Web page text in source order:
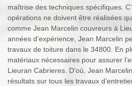
maîtrise des techniques spécifiques.
opérations ne doivent être réalisées
comme Jean Marcelin couvreurs à
années d’expérience, Jean Marcelin
travaux de toiture dans le 34800. En
matériaux nécessaires pour assurer
Lieuran Cabrieres. D'où, Jean
résultats sur tous les travaux